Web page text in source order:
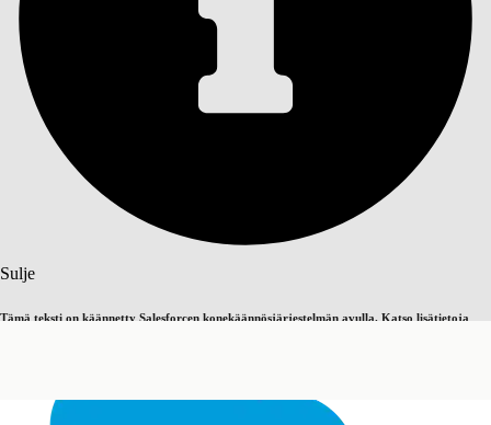
Sulje
Tämä teksti on käännetty Salesforcen konekäännösjärjestelmän avulla. Katso lisätietoja